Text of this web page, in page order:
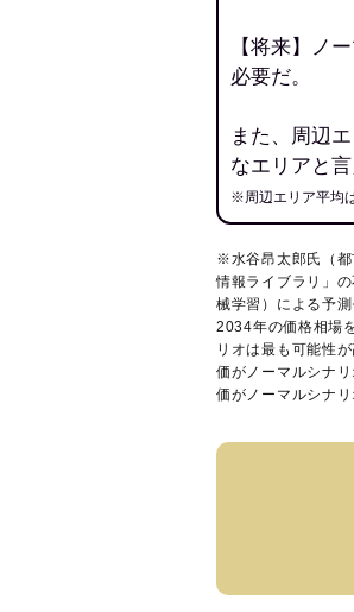
【将来】ノ
必要だ。
また、周辺
なエリアと言
※周辺エリア平均
※水谷昂太郎氏（都
情報ライブラリ 」
械学習）による予
2034年の価格相場
リオは最も可能性
価がノーマルシナ
価がノーマルシナ